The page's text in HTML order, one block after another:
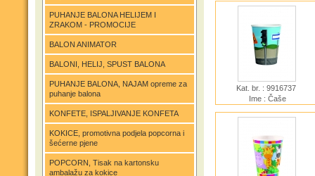
PUHANJE BALONA HELIJEM I
ZRAKOM - PROMOCIJE
BALON ANIMATOR
BALONI, HELIJ, SPUST BALONA
PUHANJE BALONA, NAJAM opreme za
puhanje balona
KONFETE, ISPALJIVANJE KONFETA
KOKICE, promotivna podjela popcorna i
šećerne pjene
POPCORN, Tisak na kartonsku
ambalažu za kokice
Kat. br. : 9916737
Ime : Čaše
PARTY 250ml 8 kom